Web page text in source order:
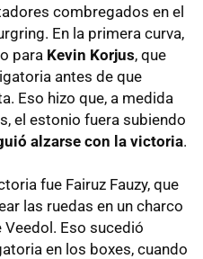
combregados en el
En la primera curva,
para Kevin Korjus, que
antes de que
Eso hizo que, a medida
el estonio fuera subiendo
alzarse con la victoria.
fue Fairuz Fauzy, que
las ruedas en un charco
Veedol. Eso sucedió
en los boxes, cuando